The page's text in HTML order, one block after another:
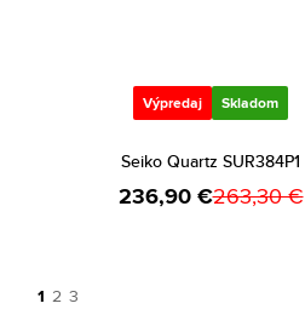
Výpredaj Skladom
Seiko Quartz SUR384P1
236,90 €263,30 €
1 2 3